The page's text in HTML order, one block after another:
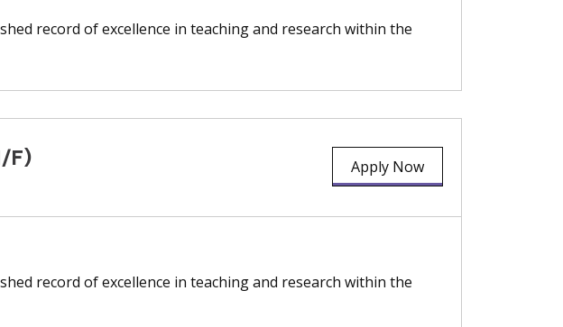
record of excellence in teaching and research within the
F) Apply Now
record of excellence in teaching and research within the